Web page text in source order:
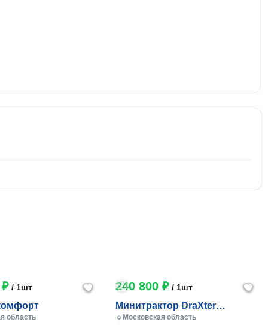
₽ / 1шт
область
240 800 ₽ / 1шт
Минитрактор DraXter
СМГ-101 комфорт
Московская область